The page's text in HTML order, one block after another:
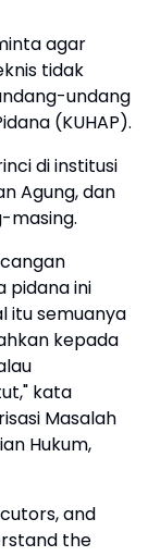
agar
tidak
undang
(KUHAP).
di institusi
Agung, dan
masing.
pidana ini
itu semuanya
kepada
kata
Masalah
Hukum,
and
the